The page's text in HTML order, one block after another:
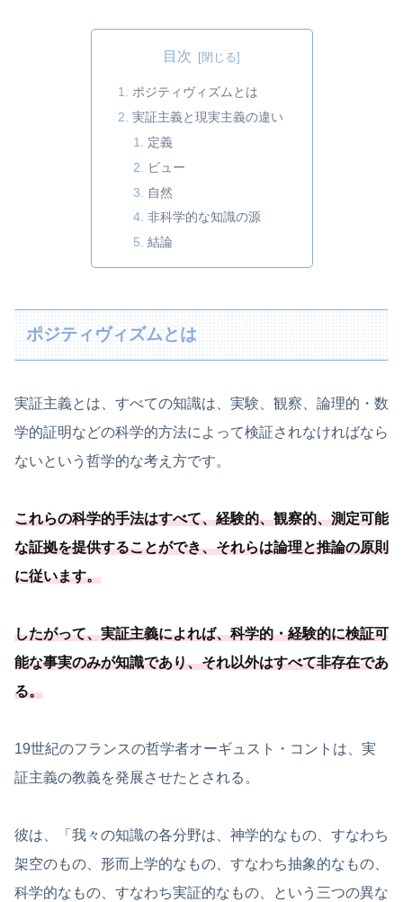
目次
ポジティヴィズムとは
実証主義と現実主義の違い
定義
ビュー
自然
非科学的な知識の源
結論
ポジティヴィズムとは
実証主義とは、すべての知識は、実験、観察、論理的・数
学的証明などの科学的方法によって検証されなければなら
ないという哲学的な考え方です。
これらの科学的手法はすべて、経験的、観察的、測定可能
な証拠を提供することができ、それらは論理と推論の原則
に従います。
したがって、実証主義によれば、科学的・経験的に検証可
能な事実のみが知識であり、それ以外はすべて非存在であ
る。
19世紀のフランスの哲学者オーギュスト・コントは、実
証主義の教義を発展させたとされる。
彼は、「我々の知識の各分野は、神学的なもの、すなわち
架空のもの、形而上学的なもの、すなわち抽象的なもの、
科学的なもの、すなわち実証的なもの、という三つの異な